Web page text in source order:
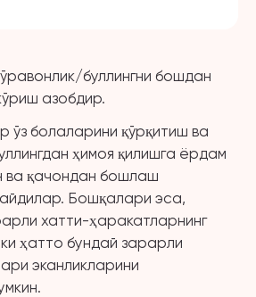
буллингни бошдан
азобдир.
ўз болаларини қўрқитиш ва
ҳимоя қилишга ёрдам
ва қачондан бошлаш
Бошқалари эса,
хатти-ҳаракатларнинг
ҳатто бундай зарарли
эканликларини